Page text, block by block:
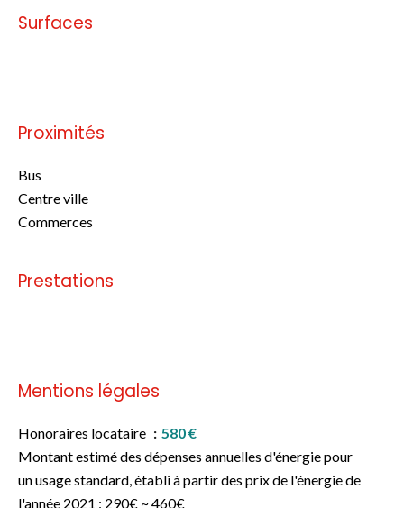
Surfaces
Proximités
Bus
Centre ville
Commerces
Prestations
Mentions légales
Honoraires locataire
580 €
Montant estimé des dépenses annuelles d'énergie pour
un usage standard, établi à partir des prix de l'énergie de
l'année 2021 : 290€ ~ 460€